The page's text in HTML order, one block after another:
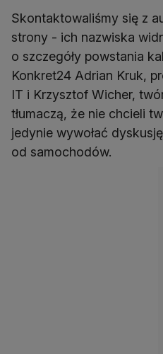
Skontaktowaliśmy się z
strony - ich nazwiska
o szczegóły powstania
Konkret24 Adrian Kruk,
IT i Krzysztof Wicher,
tłumaczą, że nie chcieli
jedynie wywołać
od samochodów.